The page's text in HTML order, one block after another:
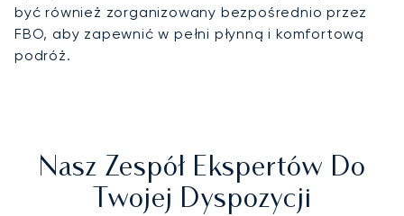
być również zorganizowany bezpośrednio przez
FBO, aby zapewnić w pełni płynną i komfortową
podróż.
Nasz Zespół Ekspertów Do
Twojej Dyspozycji